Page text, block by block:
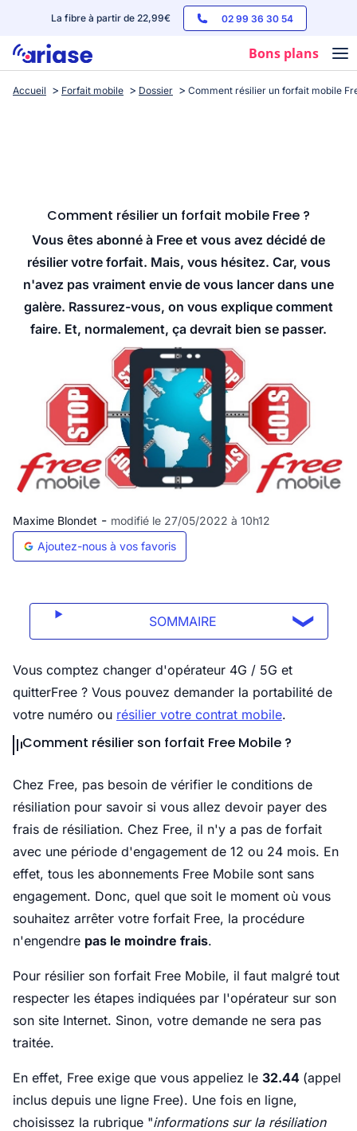
La fibre à partir de 22,99€ 02 99 36 30 54
Bons plans
Box internet
Accueil Forfait mobile Dossier Comment résilier un forfait mobile
Comment résilier un forfait mobile Free ?
Vous êtes abonné à Free et vous avez décidé de
résilier votre forfait. Mais, vous hésitez. Car, vous
n'avez pas vraiment envie de vous lancer dans une
galère. Rassurez-vous, on vous explique comment
faire. Et, normalement, ça devrait bien se passer.
Maxime Blondet - modifié le 27/05/2022 à 10h12
Ajoutez-nous à vos favoris
SOMMAIRE
Vous comptez changer d'opérateur 4G / 5G et
quitterFree ? Vous pouvez demander la portabilité de
votre numéro ou résilier votre contrat mobile.
Comment résilier son forfait Free Mobile ?
Chez Free, pas besoin de vérifier le conditions de
résiliation pour savoir si vous allez devoir payer des
frais de résiliation. Chez Free, il n'y a pas de forfait
avec une période d'engagement de 12 ou 24 mois. En
effet, tous les abonnements Free Mobile sont sans
engagement. Donc, quel que soit le moment où vous
souhaitez arrêter votre forfait Free, la procédure
n'engendre pas le moindre frais.
Pour résilier son forfait Free Mobile, il faut malgré tout
respecter les étapes indiquées par l'opérateur sur son
son site Internet. Sinon, votre demande ne sera pas
traitée.
En effet, Free exige que vous appeliez le 32.44 (appel
inclus depuis une ligne Free). Une fois en ligne,
choisissez la rubrique "informations sur la résiliation